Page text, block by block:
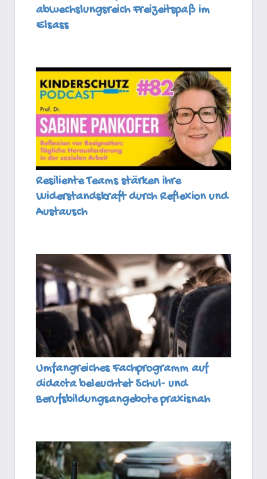
abwechslungsreich Freizeitspaß im
Elsass
Resiliente Teams stärken ihre
Widerstandskraft durch Reflexion und
Austausch
Umfangreiches Fachprogramm auf
didacta beleuchtet Schul- und
Berufsbildungsangebote praxisnah